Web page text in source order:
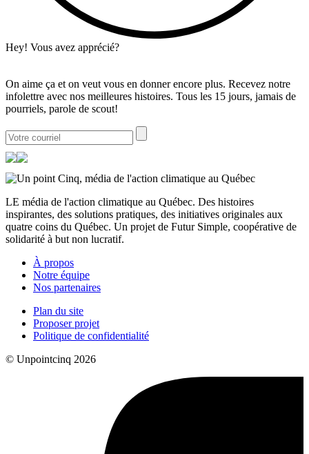
Hey! Vous avez apprécié?
On aime ça et on veut vous en donner encore plus. Recevez notre
infolettre avec nos meilleures histoires. Tous les 15 jours, jamais de
pourriels, parole de scout!
LE média de l'action climatique au Québec. Des histoires
inspirantes, des solutions pratiques, des initiatives originales aux
quatre coins du Québec. Un projet de Futur Simple, coopérative de
solidarité à but non lucratif.
À propos
Notre équipe
Nos partenaires
Plan du site
Proposer projet
Politique de confidentialité
© Unpointcinq 2026